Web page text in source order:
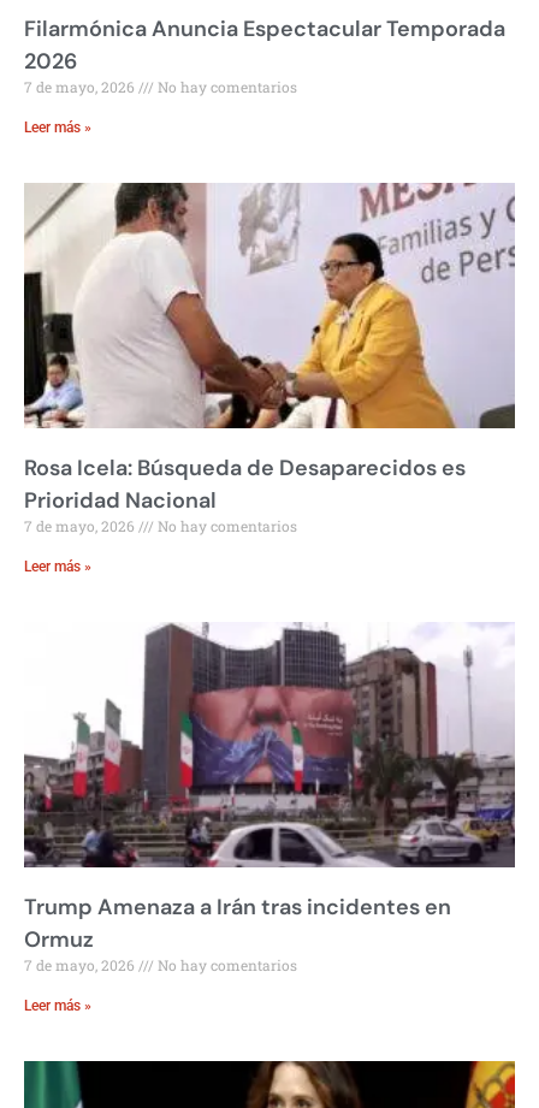
Filarmónica Anuncia Espectacular Temporada
2026
7 de mayo, 2026 No hay comentarios
Leer más »
Rosa Icela: Búsqueda de Desaparecidos es
Prioridad Nacional
7 de mayo, 2026 No hay comentarios
Leer más »
Trump Amenaza a Irán tras incidentes en
Ormuz
7 de mayo, 2026 No hay comentarios
Leer más »